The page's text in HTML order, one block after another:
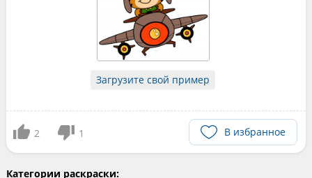
Загрузите свой пример
2 1 В избранное
Категории раскраски: